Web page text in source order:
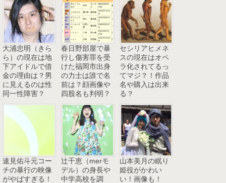
大浦忠明（きら
ら）の現在は地
下アイドルで借
金の理由は？男
に見えるのは性
同一性障害？
春日野部屋で暴
行し傷害罪を受
けた福岡市出身
の力士は誰で名
前は？顔画像や
四股名も判明？
セシリアヒメネ
スの現在はオペ
ラ化されてるっ
てマジ？！作品
名や購入は出来
る？
速見佑斗元コー
チの暴行の映像
がやばすぎる！
辻千恵（merモ
デル）の身長や
中学高校を調
山本美月の眠り
姫役がかわい
い！画像も！